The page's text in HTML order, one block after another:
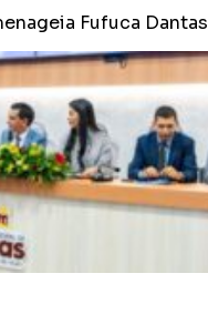
Fufuca Dantas